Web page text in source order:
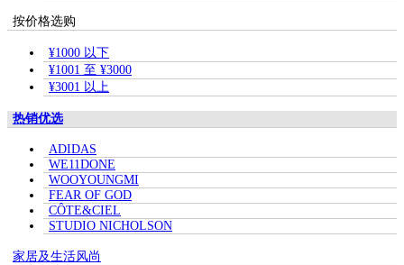
按价格选购
¥1000 以下
¥1001 至 ¥3000
¥3001 以上
热销优选
ADIDAS
WE11DONE
WOOYOUNGMI
FEAR OF GOD
CÔTE&CIEL
STUDIO NICHOLSON
家居及生活风尚